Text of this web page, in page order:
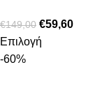
€149,00 €59,60
Επιλογή
-60%